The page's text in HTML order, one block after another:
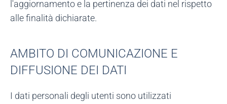
l'aggiornamento e la pertinenza dei dati nel rispetto
alle finalità dichiarate.
AMBITO DI COMUNICAZIONE E
DIFFUSIONE DEI DATI
I dati personali degli utenti sono utilizzati